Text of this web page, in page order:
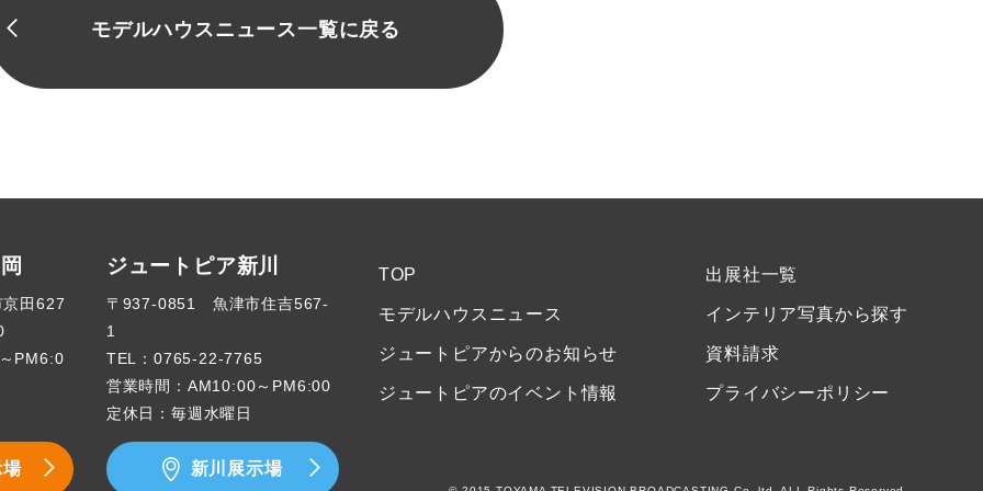
モデルハウスニュース一覧に戻る
TOP
モデルハウスニュース
ジュートピアからのお知らせ
ジュートピアのイベント情報
出展社一覧
インテリア写真から探す
資料請求
プライバシーポリシー
田627
PM6:0
ジュートピア新川
〒937-0851 魚津市住吉567-
1
TEL：0765-22-7765
営業時間：AM10:00～PM6:00
定休日：毎週水曜日
新川展示場